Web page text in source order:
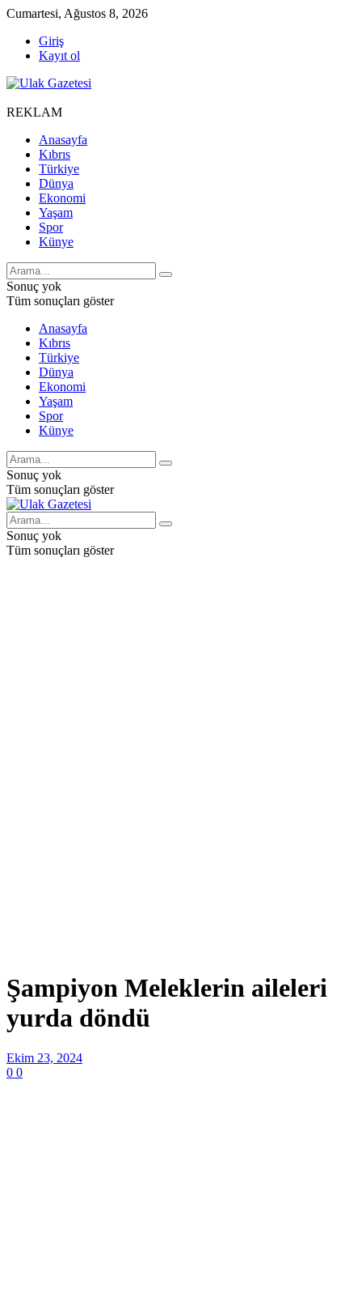
Cumartesi, Ağustos 8, 2026
Giriş
Kayıt ol
REKLAM
Anasayfa
Kıbrıs
Türkiye
Dünya
Ekonomi
Yaşam
Spor
Künye
Sonuç yok
Tüm sonuçları göster
Anasayfa
Kıbrıs
Türkiye
Dünya
Ekonomi
Yaşam
Spor
Künye
Sonuç yok
Tüm sonuçları göster
Sonuç yok
Tüm sonuçları göster
Şampiyon Meleklerin aileleri
yurda döndü
Ekim 23, 2024
0 0